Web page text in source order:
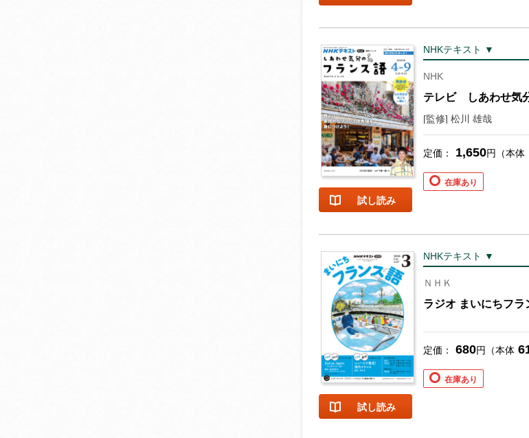
他にも商品を買う
試し読み
NHKテキスト ▼
NHK
テレビ しあわせ気
[監修] 松川 雄哉
定価： 1,650円（本体
在庫あり
試し読み
NHKテキスト ▼
ＮＨＫ
ラジオ まいにちフ
定価： 680円（本体
在庫あり